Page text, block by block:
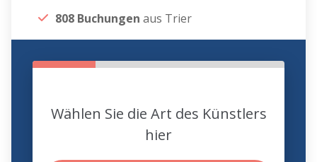
808 Buchungen aus Trier
Wählen Sie die Art des Künstlers
hier